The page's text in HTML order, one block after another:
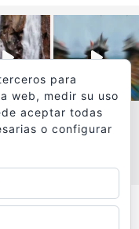
de
para
web, medir su uso
aceptar todas
o configurar